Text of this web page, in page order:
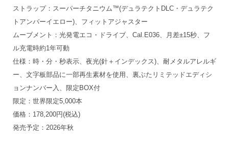
ストラップ：スーパーチタニウム™(デュラテクトDLC・デュラテク
トアンバーイエロー)、フィットアジャスター
ムーブメント：光発電エコ・ドライブ、Cal.E036、月差±15秒、フ
ル充電時約1年可動
仕様：時・分・秒表示、夜光(針＋インデックス)、耐メタルアレルギ
ー、文字板部品に一部再生素材を使用、裏ぶたリミテッドエディシ
ョンナンバー入、限定BOX付
限定：世界限定5,000本
価格：178,200円(税込)
発売予定：2026年秋